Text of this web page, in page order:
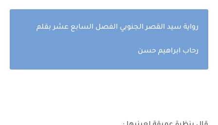
رواية سيد القصر الجنوبي الفصل السابع عشر بقلم
رحاب ابراهيم حسن